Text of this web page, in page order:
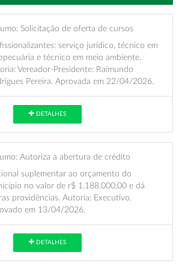
Solicitação de oferta de cursos
serviço jurídico, técnico em
e técnico em meio ambiente.
Vereador-Presidente: Raimundo
Pereira. Aprovada em 22/04/2026.
DETALHES
Autoriza a abertura de crédito
suplementar ao orçamento do
no valor de r$ 1.188.000,00 e dá
providências. Autoria: Executivo.
em 13/04/2026.
DETALHES